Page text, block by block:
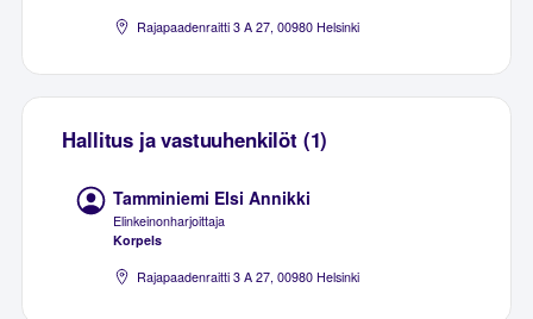
Rajapaadenraitti 3 A 27, 00980 Helsinki
Hallitus ja vastuuhenkilöt (1)
Tamminiemi Elsi Annikki
Elinkeinonharjoittaja
Korpels
Rajapaadenraitti 3 A 27, 00980 Helsinki